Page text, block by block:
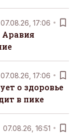
07.08.26, 17:06
Аравия
07.08.26, 17:06
о здоровье
в пике
07.08.26, 16:51